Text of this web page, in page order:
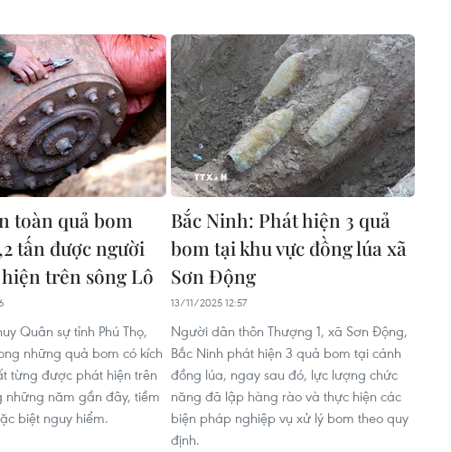
toàn quả bom
tấn được người
trên sông Lô
Quân sự tỉnh Phú Thọ,
những quả bom có kích
từng được phát hiện trên
những năm gần đây, tiềm
biệt nguy hiểm.
Bắc Ninh: Phát hiện 3 quả
bom tại khu vực đồng lúa xã
Sơn Động
13/11/2025 12:57
Người dân thôn Thượng 1, xã Sơn Động,
Bắc Ninh phát hiện 3 quả bom tại cánh
đồng lúa, ngay sau đó, lực lượng chức
năng đã lập hàng rào và thực hiện các
biện pháp nghiệp vụ xử lý bom theo quy
định.